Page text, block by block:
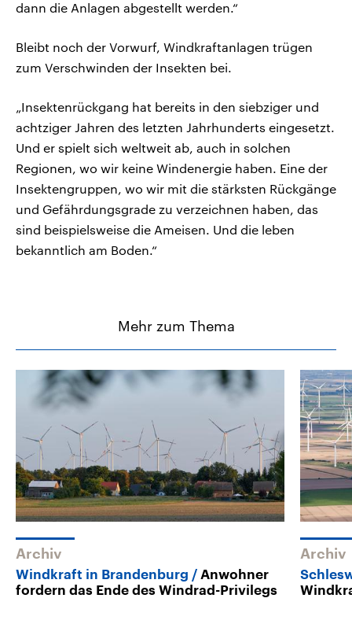
dann die Anlagen abgestellt werden.“
Bleibt noch der Vorwurf, Windkraftanlagen trügen
zum Verschwinden der Insekten bei.
„Insektenrückgang hat bereits in den siebziger und
achtziger Jahren des letzten Jahrhunderts eingesetzt.
Und er spielt sich weltweit ab, auch in solchen
Regionen, wo wir keine Windenergie haben. Eine der
Insektengruppen, wo wir mit die stärksten Rückgänge
und Gefährdungsgrade zu verzeichnen haben, das
sind beispielsweise die Ameisen. Und die leben
bekanntlich am Boden.“
Mehr zum Thema
Archiv
Windkraft in Brandenburg
Anwohner
fordern das Ende des Windrad-Privilegs
Archiv